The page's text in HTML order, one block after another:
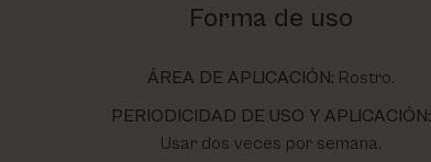
Forma de uso
ÁREA DE APLICACIÓN: Rostro.
PERIODICIDAD DE USO Y APLICACIÓN:
Usar dos veces por semana.